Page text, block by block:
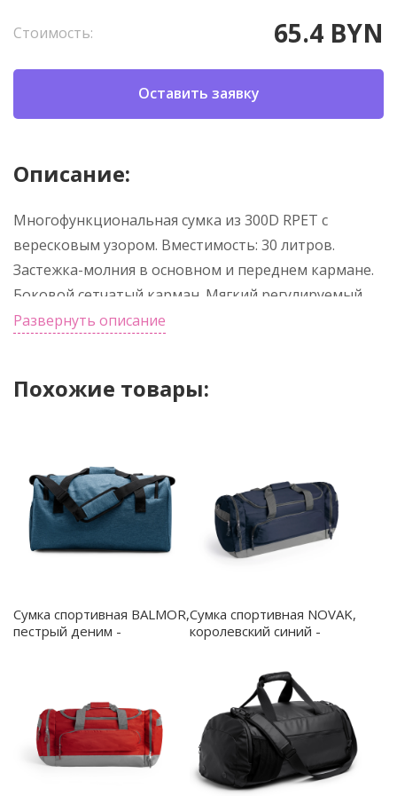
Стоимость: 65.4 BYN
Оставить заявку
Описание:
Многофункциональная сумка из 300D RPET с
вересковым узором. Вместимость: 30 литров.
Застежка-молния в основном и переднем кармане.
Боковой сетчатый карман. Мягкий регулируемый
плечевой ремень в комплекте.
Развернуть описание
Похожие товары:
Сумка спортивная BALMOR,
пестрый деним -
Сумка спортивная NOVAK,
королевский синий -